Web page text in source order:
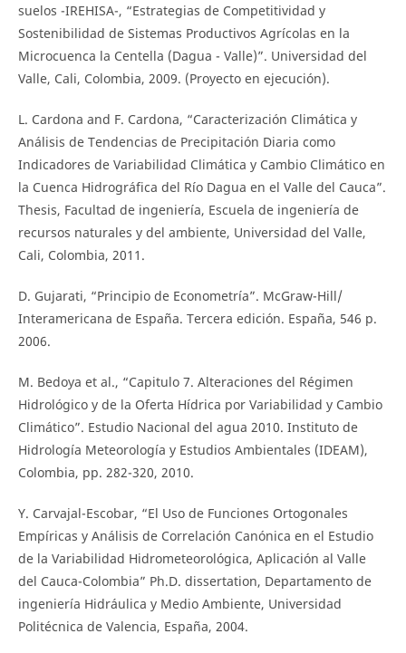
suelos -IREHISA-, “Estrategias de Competitividad y
Sostenibilidad de Sistemas Productivos Agrícolas en la
Microcuenca la Centella (Dagua - Valle)”. Universidad del
Valle, Cali, Colombia, 2009. (Proyecto en ejecución).
L. Cardona and F. Cardona, “Caracterización Climática y
Análisis de Tendencias de Precipitación Diaria como
Indicadores de Variabilidad Climática y Cambio Climático en
la Cuenca Hidrográfica del Río Dagua en el Valle del Cauca”.
Thesis, Facultad de ingeniería, Escuela de ingeniería de
recursos naturales y del ambiente, Universidad del Valle,
Cali, Colombia, 2011.
D. Gujarati, “Principio de Econometría”. McGraw-Hill/
Interamericana de España. Tercera edición. España, 546 p.
2006.
M. Bedoya et al., “Capitulo 7. Alteraciones del Régimen
Hidrológico y de la Oferta Hídrica por Variabilidad y Cambio
Climático”. Estudio Nacional del agua 2010. Instituto de
Hidrología Meteorología y Estudios Ambientales (IDEAM),
Colombia, pp. 282-320, 2010.
Y. Carvajal-Escobar, “El Uso de Funciones Ortogonales
Empíricas y Análisis de Correlación Canónica en el Estudio
de la Variabilidad Hidrometeorológica, Aplicación al Valle
del Cauca-Colombia” Ph.D. dissertation, Departamento de
ingeniería Hidráulica y Medio Ambiente, Universidad
Politécnica de Valencia, España, 2004.